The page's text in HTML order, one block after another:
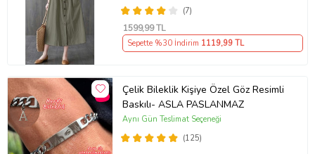
(7)
1599,99 TL
Sepette %30 İndirim 1119,99 TL
Çelik Bileklik Kişiye Özel Göz Resimli
Baskılı- ASLA PASLANMAZ
(125)
Aynı Gün Teslimat Seçeneği